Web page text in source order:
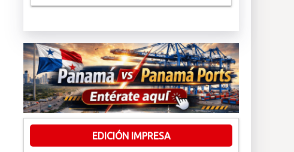
EDICIÓN IMPRESA